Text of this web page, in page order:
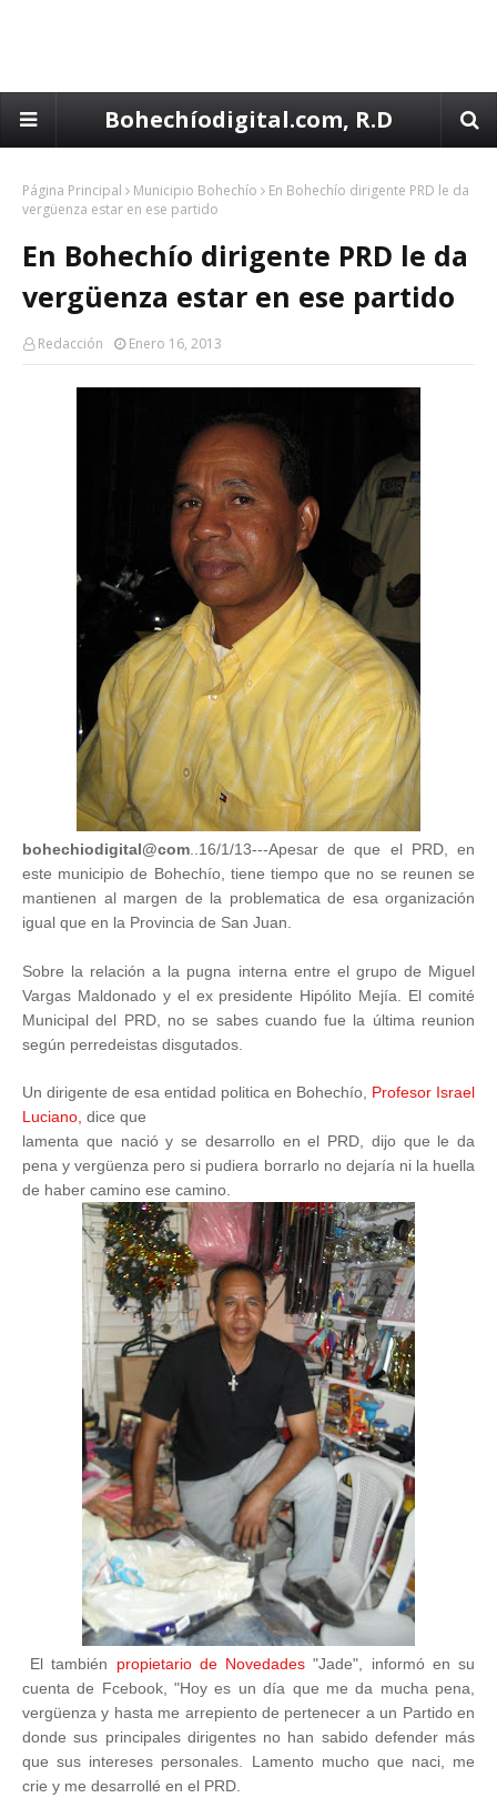
Bohechíodigital.com, R.D
Página Principal Municipio Bohechío
En Bohechío dirigente PRD le da
vergüenza estar en ese partido
En Bohechío dirigente PRD le da
vergüenza estar en ese partido
Redacción Enero 16, 2013
bohechiodigital@com ..16/1/13---Apesar de que el PRD, en
este municipio de Bohechío, tiene tiempo que no se reunen se
mantienen al margen de la problematica de esa organización
igual que en la Provincia de San Juan.
Sobre la relación a la pugna interna entre el grupo de Miguel
Vargas Maldonado y el ex presidente Hipólito Mejía. El comité
Municipal del PRD, no se sabes cuando fue la última reunion
según perredeistas disgutados.
Un dirigente de esa entidad politica en Bohechío, Profesor Israel
Luciano, dice que
lamenta que nació y se desarrollo en el PRD, dijo que le da
pena yvergüenza pero si pudiera borrarlo no dejaría ni la huella
de haber camino ese camino.
El también propietario de Novedades "Jade", informó en su
cuenta de Fcebook, "Hoy es un día que me da mucha pena,
vergüenza y hasta me arrepiento de pertenecer a un Partido en
donde sus principales dirigentes no han sabido defender más
que sus intereses personales. Lamento mucho que naci, me
crie y me desarrollé en el PRD.